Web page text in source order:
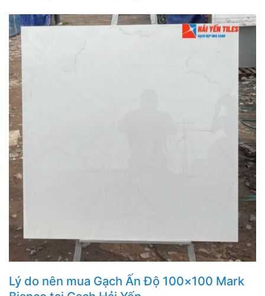
Lý do nên mua Gạch Ấn Độ 100×100 Mark